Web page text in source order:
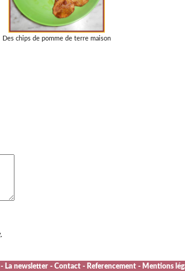
Des chips de pomme de terre maison
La newsletter- Contact- Referencement- Mentions